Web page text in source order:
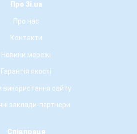
Про 3i.ua
Про нас
Контакти
Новини мережі
Гарантія якості
використання сайту
заклади-партнери
Співпраця